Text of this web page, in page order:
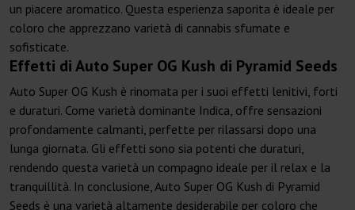
un piacere aromatico. Questa esperienza saporita è ideale per
coloro che apprezzano varietà di cannabis sfumate e
sofisticate.
Effetti di Auto Super OG Kush di Pyramid Seeds
Auto Super OG Kush è rinomata per i suoi effetti lenitivi, forti
e duraturi. Come varietà dominante Indica, offre sensazioni
profondamente calmanti, perfette per rilassarsi dopo una
lunga giornata. Gli effetti sono sia potenti che duraturi,
rendendo questa varietà un compagno ideale per il relax e la
tranquillità. In conclusione, Auto Super OG Kush di Pyramid
Seeds è una varietà altamente desiderabile per coloro che